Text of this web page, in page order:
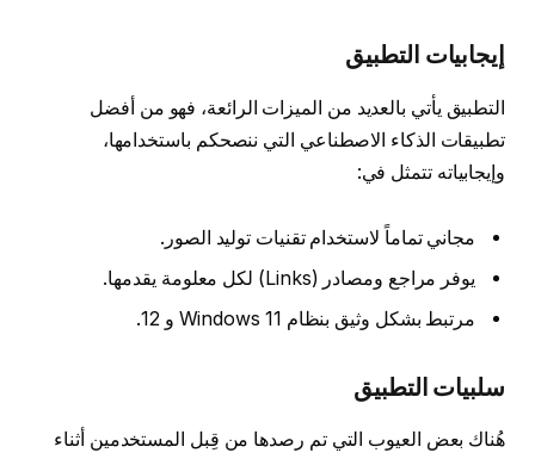
إيجابيات التطبيق
التطبيق يأتي بالعديد من الميزات الرائعة، فهو من أفضل
تطبيقات الذكاء الاصطناعي التي ننصحكم باستخدامها،
وإيجابياته تتمثل في:
مجاني تماماً لاستخدام تقنيات توليد الصور.
يوفر مراجع ومصادر (Links) لكل معلومة يقدمها.
مرتبط بشكل وثيق بنظام Windows 11 و 12.
سلبيات التطبيق
هُناك بعض العيوب التي تم رصدها من قِبل المستخدمين أثناء